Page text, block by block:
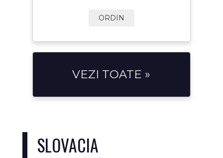
ORDIN
VEZI TOATE »
SLOVACIA